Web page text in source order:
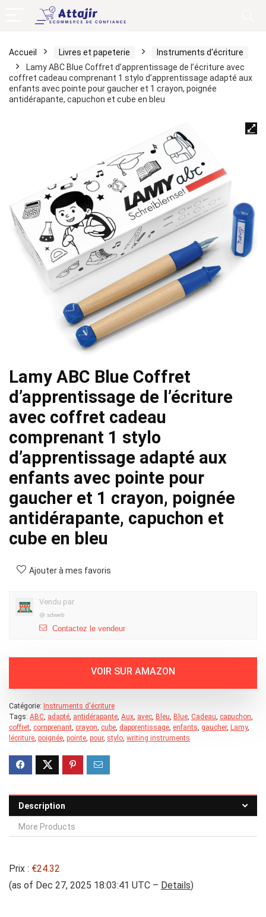
Accueil Livres et papeterie
Instruments d'écriture
Lamy ABC Blue Coffret d’apprentissage de l’écriture avec
coffret cadeau comprenant 1 stylo d’apprentissage adapté aux
enfants avec pointe pour gaucher et 1 crayon, poignée
antidérapante, capuchon et cube en bleu
Lamy ABC Blue Coffret
d’apprentissage de l’écriture
avec coffret cadeau
comprenant 1 stylo
d’apprentissage adapté aux
enfants avec pointe pour
gaucher et 1 crayon, poignée
antidérapante, capuchon et
cube en bleu
Ajouter à mes favoris
Vendu par
@ sdweb
Contactez le vendeur
Catégorie: Instruments d'écriture
Tags: ABC, adapté, antidérapante, Aux, avec, Bleu, Blue, Cadeau, capuchon,
coffret, comprenant, crayon, cube, dapprentissage, enfants, gaucher, Lamy,
lécriture, poignée, pointe, pour, stylo, writing instruments
Description
More Products
Prix : €24.32
(as of Dec 27, 2025 18:03:41 UTC – Details)